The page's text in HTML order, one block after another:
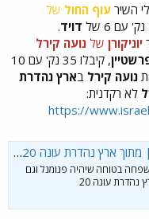
השיר עוף החול של
דויד.
יוניקורן של נועה קירל
, קיבלו 35 נק' עם 10
נועה קירל בארץ נהדרת
לא רקדנית:
https://
ארץ נהדרת עונה 20 | 12+
בטוחה שיהיה פנומנל וגם
עונה 20